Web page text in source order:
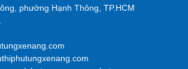
phường Hạnh Thông, TP.HCM